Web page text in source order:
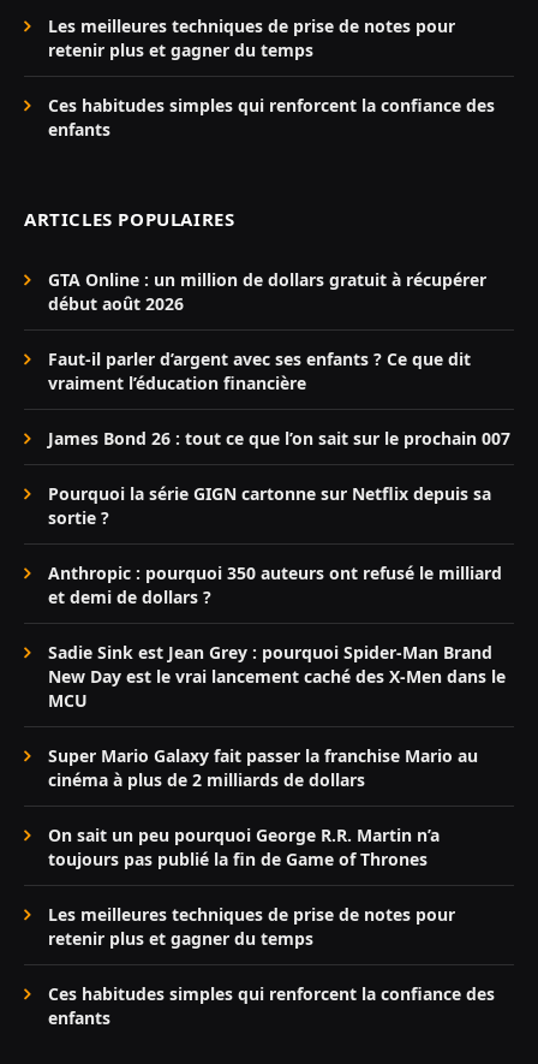
Les meilleures techniques de prise de notes pour
retenir plus et gagner du temps
Ces habitudes simples qui renforcent la confiance des
enfants
ARTICLES POPULAIRES
GTA Online : un million de dollars gratuit à récupérer
début août 2026
Faut-il parler d’argent avec ses enfants ? Ce que dit
vraiment l’éducation financière
James Bond 26 : tout ce que l’on sait sur le prochain 007
Pourquoi la série GIGN cartonne sur Netflix depuis sa
sortie ?
Anthropic : pourquoi 350 auteurs ont refusé le milliard
et demi de dollars ?
Sadie Sink est Jean Grey : pourquoi Spider-Man Brand
New Day est le vrai lancement caché des X-Men dans le
MCU
Super Mario Galaxy fait passer la franchise Mario au
cinéma à plus de 2 milliards de dollars
On sait un peu pourquoi George R.R. Martin n’a
toujours pas publié la fin de Game of Thrones
Les meilleures techniques de prise de notes pour
retenir plus et gagner du temps
Ces habitudes simples qui renforcent la confiance des
enfants